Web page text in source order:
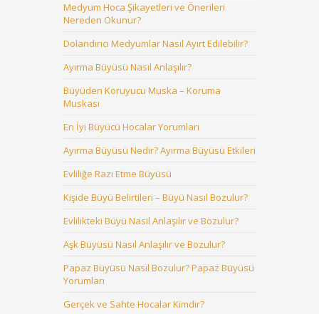
Medyum Hoca Şikayetleri ve Önerileri
Nereden Okunur?
Dolandırıcı Medyumlar Nasıl Ayırt Edilebilir?
Ayırma Büyüsü Nasıl Anlaşılır?
Büyüden Koruyucu Muska – Koruma
Muskası
En İyi Büyücü Hocalar Yorumları
Ayırma Büyüsü Nedir? Ayırma Büyüsü Etkileri
Evliliğe Razı Etme Büyüsü
Kişide Büyü Belirtileri – Büyü Nasıl Bozulur?
Evlilikteki Büyü Nasıl Anlaşılır ve Bozulur?
Aşk Büyüsü Nasıl Anlaşılır ve Bozulur?
Papaz Büyüsü Nasıl Bozulur? Papaz Büyüsü
Yorumları
Gerçek ve Sahte Hocalar Kimdir?